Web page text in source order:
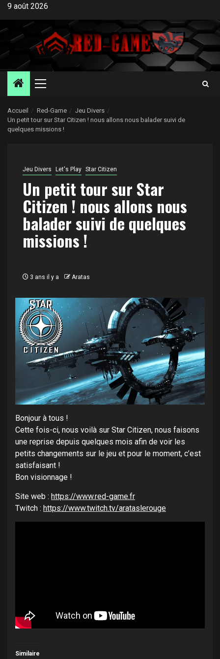
Aller
contenu
9 août 2026
Menu
Accueil Red-Game
Jeu Divers
Un petit tour sur Star Citizen ! nous allons nous balader suivi de
quelques missions !
Jeu Divers Let's Play Star Citizen
Un petit tour sur Star
Citizen ! nous allons nous
balader suivi de quelques
missions !
3 ans il y a Aratas
Bonjour à tous !
Cette fois-ci, nous voilà sur Star Citizen, nous faisons
une reprise depuis quelques mois afin de voir les
petits changements sur le jeu et pour le moment, c’est
satisfaisant !
Bon visionnage !
Site web : https://www.red-game.fr
Twitch : https://www.twitch.tv/arataslerouge
Similaire